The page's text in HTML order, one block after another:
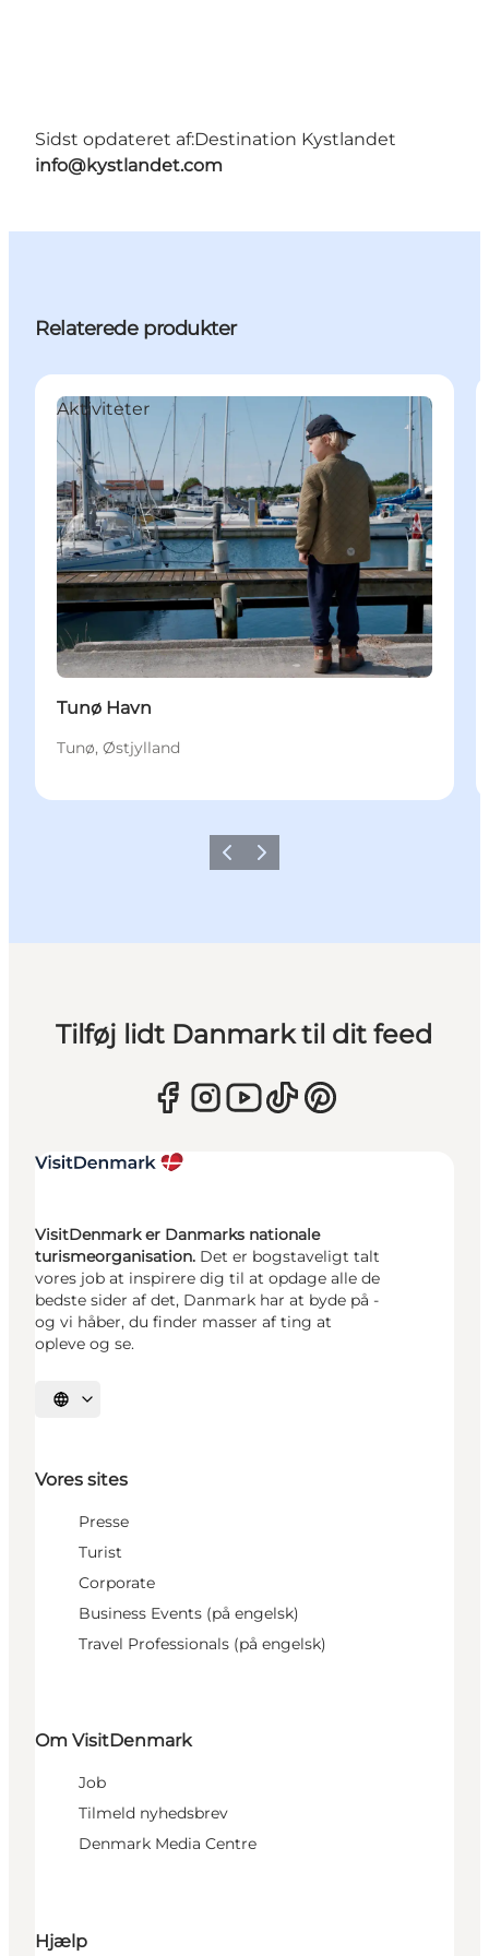
Sidst opdateret af:Destination Kystlandet
info@kystlandet.com
Relaterede produkter
Aktiviteter
Tunø Havn
Tunø, Østjylland
ForrigeNæste
Tilføj lidt Danmark til dit feed
VisitDenmark er Danmarks nationale
turismeorganisation. Det er bogstaveligt talt
vores job at inspirere dig til at opdage alle de
bedste sider af det, Danmark har at byde på -
og vi håber, du finder masser af ting at
opleve og se.
Vælg sprog
Vores sites
Presse
Turist
Corporate
Business Events (på engelsk)
Travel Professionals (på engelsk)
Om VisitDenmark
Job
Tilmeld nyhedsbrev
Denmark Media Centre
Hjælp